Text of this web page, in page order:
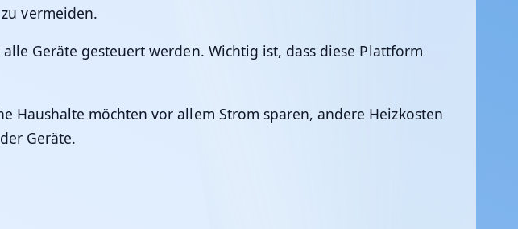
vermeiden.
Geräte gesteuert werden. Wichtig ist, dass diese Plattform
Haushalte möchten vor allem Strom sparen, andere Heizkosten
Geräte.